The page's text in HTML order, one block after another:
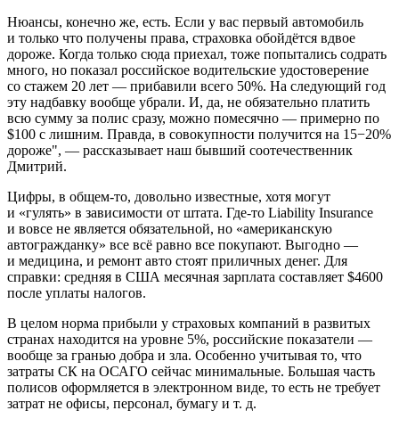
Нюансы, конечно же, есть. Если у вас первый автомобиль
и только что получены права, страховка обойдётся вдвое
дороже. Когда только сюда приехал, тоже попытались содрать
много, но показал российское водительские удостоверение
со стажем 20 лет — прибавили всего 50%. На следующий год
эту надбавку вообще убрали. И, да, не обязательно платить
всю сумму за полис сразу, можно помесячно — примерно по
$100 с лишним. Правда, в совокупности получится на 15−20%
дороже", — рассказывает наш бывший соотечественник
Дмитрий.
Цифры, в общем-то, довольно известные, хотя могут
и «гулять» в зависимости от штата. Где-то Liability Insurance
и вовсе не является обязательной, но «американскую
автогражданку» все всё равно все покупают. Выгодно —
и медицина, и ремонт авто стоят приличных денег. Для
справки: средняя в США месячная зарплата составляет $4600
после уплаты налогов.
В целом норма прибыли у страховых компаний в развитых
странах находится на уровне 5%, российские показатели —
вообще за гранью добра и зла. Особенно учитывая то, что
затраты СК на ОСАГО сейчас минимальные. Большая часть
полисов оформляется в электронном виде, то есть не требует
затрат не офисы, персонал, бумагу и т. д.